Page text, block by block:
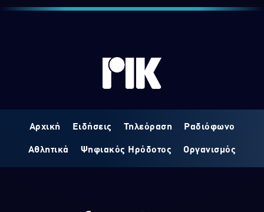
Αρχική Ειδήσεις Τηλεόραση Ραδιόφωνο
Αθλητικά Ψηφιακός Ηρόδοτος Οργανισμός